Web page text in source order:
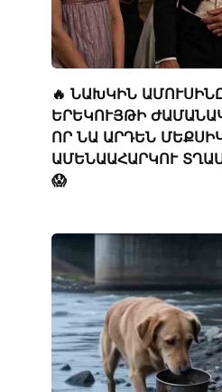
🔥 ՆԱԽԿԻՆ
ԵՐԵԿՈՒՅԹԻ
ՈՐ ՆԱ ԱՐԴԵՆ
ԱՄԵՆԱԱՀԱՐԿՈՒ
😱